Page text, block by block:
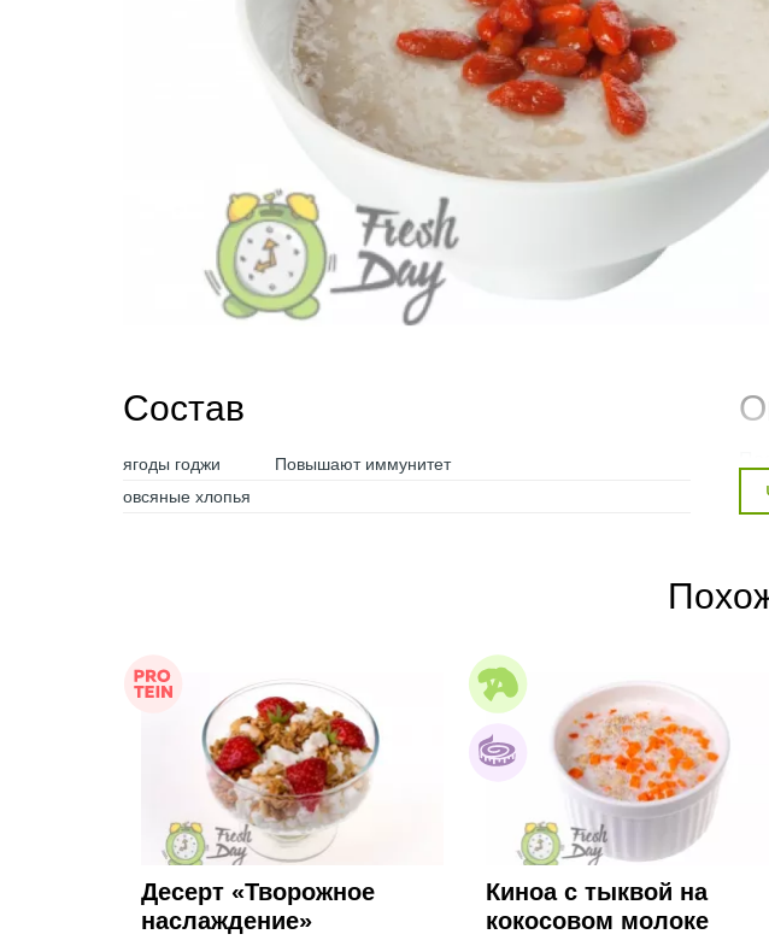
Состав
ягоды годжи
Повышают иммунитет
овсяные хлопья
Десерт «Творожное
наслаждение»
Киноа с тыквой на
кокосовом молоке